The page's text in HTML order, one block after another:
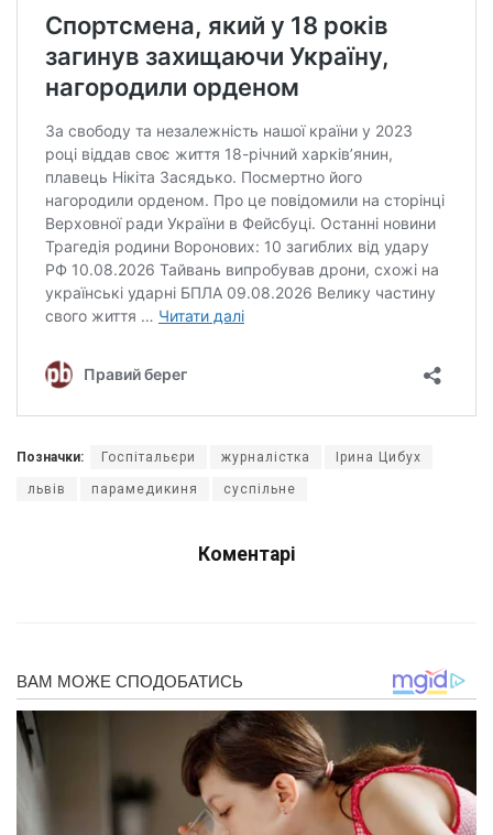
Позначки: Госпітальєри журналістка Ірина Цибух
львів парамедикиня суспільне
Коментарі